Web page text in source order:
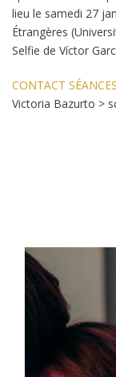
lieu le samedi 27
Étrangères
Selfie de Víctor
CONTACT
Victoria Bazurto >